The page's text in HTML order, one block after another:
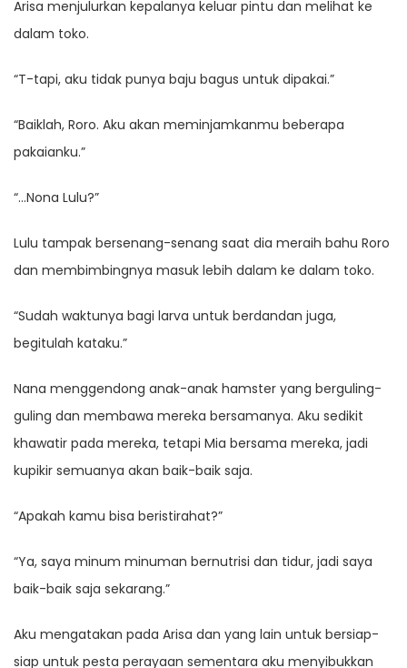
Arisa menjulurkan kepalanya keluar pintu dan melihat ke
dalam toko.
“T-tapi, aku tidak punya baju bagus untuk dipakai.”
“Baiklah, Roro. Aku akan meminjamkanmu beberapa
pakaianku.”
“…Nona Lulu?”
Lulu tampak bersenang-senang saat dia meraih bahu Roro
dan membimbingnya masuk lebih dalam ke dalam toko.
“Sudah waktunya bagi larva untuk berdandan juga,
begitulah kataku.”
Nana menggendong anak-anak hamster yang berguling-
guling dan membawa mereka bersamanya. Aku sedikit
khawatir pada mereka, tetapi Mia bersama mereka, jadi
kupikir semuanya akan baik-baik saja.
“Apakah kamu bisa beristirahat?”
“Ya, saya minum minuman bernutrisi dan tidur, jadi saya
baik-baik saja sekarang.”
Aku mengatakan pada Arisa dan yang lain untuk bersiap-
siap untuk pesta perayaan sementara aku menyibukkan